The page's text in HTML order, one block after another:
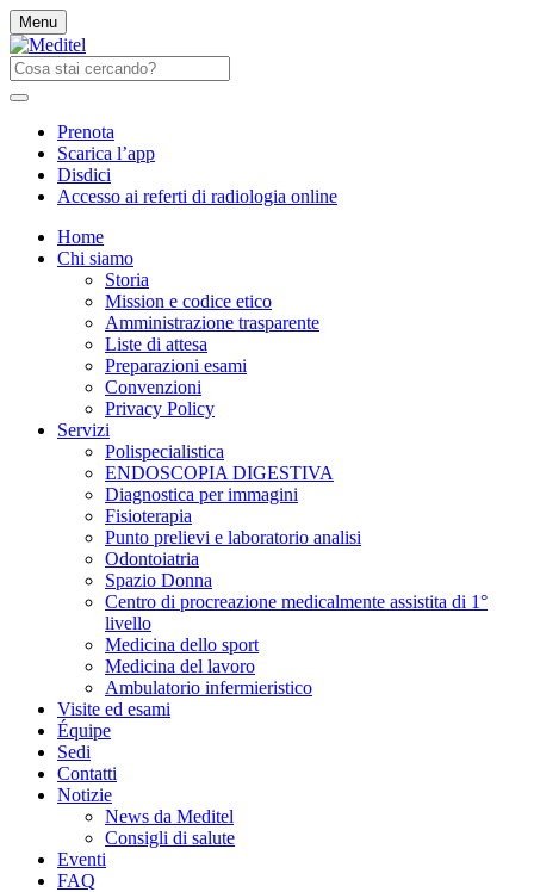
Menu
Prenota
Scarica l’app
Disdici
Accesso ai referti di radiologia online
Home
Chi siamo
Storia
Mission e codice etico
Amministrazione trasparente
Liste di attesa
Preparazioni esami
Convenzioni
Privacy Policy
Servizi
Polispecialistica
ENDOSCOPIA DIGESTIVA
Diagnostica per immagini
Fisioterapia
Punto prelievi e laboratorio analisi
Odontoiatria
Spazio Donna
Centro di procreazione medicalmente assistita di 1°
livello
Medicina dello sport
Medicina del lavoro
Ambulatorio infermieristico
Visite ed esami
Équipe
Sedi
Contatti
Notizie
News da Meditel
Consigli di salute
Eventi
FAQ